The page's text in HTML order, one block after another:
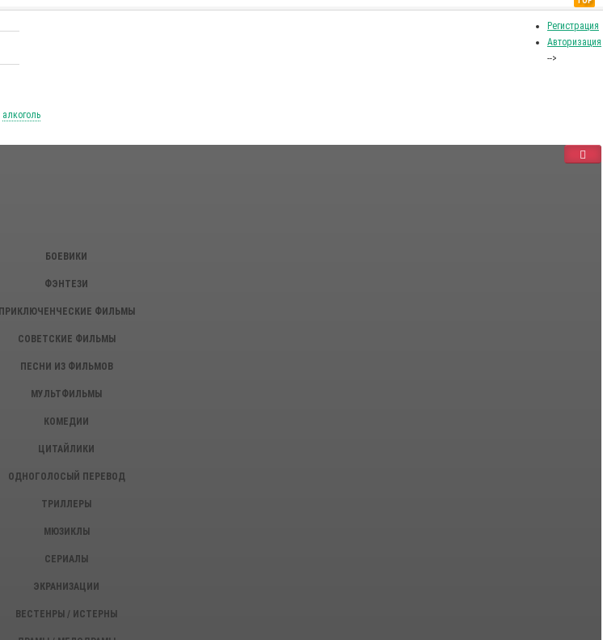
Регистрация
Авторизация
-->
алкоголь
БОЕВИКИ
ФЭНТЕЗИ
ПРИКЛЮЧЕНЧЕСКИЕ ФИЛЬМЫ
СОВЕТСКИЕ ФИЛЬМЫ
ПЕСНИ ИЗ ФИЛЬМОВ
МУЛЬТФИЛЬМЫ
КОМЕДИИ
ЦИТАЙЛИКИ
ОДНОГОЛОСЫЙ ПЕРЕВОД
ТРИЛЛЕРЫ
МЮЗИКЛЫ
СЕРИАЛЫ
ЭКРАНИЗАЦИИ
ВЕСТЕНРЫ / ИСТЕРНЫ